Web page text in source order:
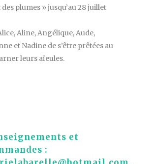
des plumes » jusqu’au 28 juillet
Aline, Angélique, Aude,
et Nadine de s’être prêtées au
leurs aïeules.
et
: